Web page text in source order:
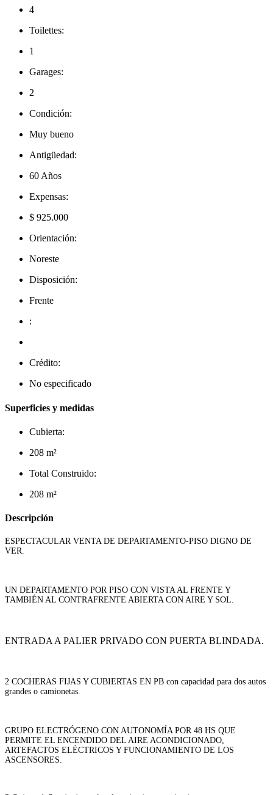
4
Toilettes:
1
Garages:
2
Condición:
Muy bueno
Antigüedad:
60 Años
Expensas:
$ 925.000
Orientación:
Noreste
Disposición:
Frente
:
Crédito:
No especificado
Superficies y medidas
Cubierta:
208 m²
Total Construido:
208 m²
Descripción
ESPECTACULAR VENTA DE DEPARTAMENTO-PISO DIGNO DE
VER.
UN DEPARTAMENTO POR PISO CON VISTA AL FRENTE Y
TAMBIÉN AL CONTRAFRENTE ABIERTA CON AIRE Y SOL.
ENTRADA A PALIER PRIVADO CON PUERTA BLINDADA.
2 COCHERAS FIJAS Y CUBIERTAS EN PB con capacidad para dos autos
grandes o camionetas.
GRUPO ELECTRÓGENO CON AUTONOMÍA POR 48 HS QUE
PERMITE EL ENCENDIDO DEL AIRE ACONDICIONADO,
ARTEFACTOS ELÉCTRICOS Y FUNCIONAMIENTO DE LOS
ASCENSORES.